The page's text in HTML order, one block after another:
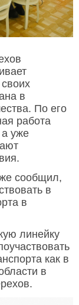
в
По его
работа
а уже
сообщил,
в
в
линейку
как в
в